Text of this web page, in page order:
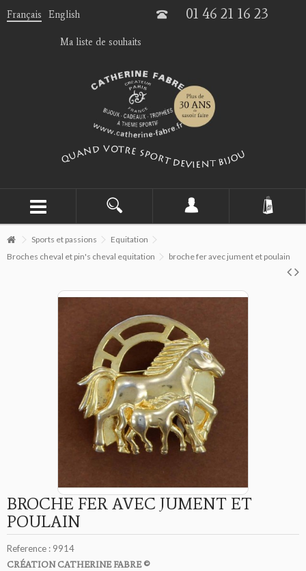
Français English 01 46 21 16 23
Ma liste de souhaits
Sports et passions
Equitation
Broches cheval et pin's cheval equitation
broche fer avec jument et poulain
BROCHE FER AVEC JUMENT ET
POULAIN
Reference : 9914
CRÉATION CATHERINE FABRE ©